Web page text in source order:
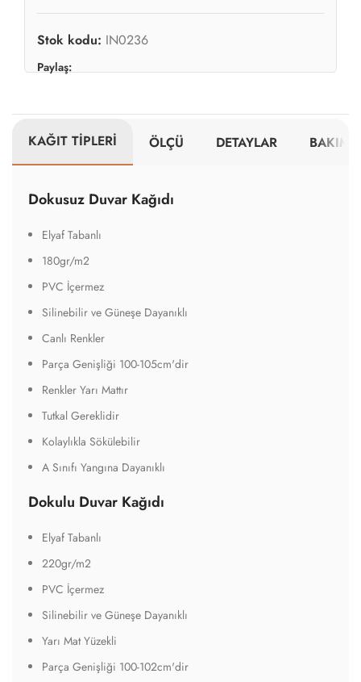
Stok kodu: IN0236
Paylaş:
KAĞIT TİPLERİ ÖLÇÜ DETAYLAR BAKIM
Dokusuz Duvar Kağıdı
Elyaf Tabanlı
180gr/m2
PVC İçermez
Silinebilir ve Güneşe Dayanıklı
Canlı Renkler
Parça Genişliği 100-105cm'dir
Renkler Yarı Mattır
Tutkal Gereklidir
Kolaylıkla Sökülebilir
A Sınıfı Yangına Dayanıklı
Dokulu Duvar Kağıdı
Elyaf Tabanlı
220gr/m2
PVC İçermez
Silinebilir ve Güneşe Dayanıklı
Yarı Mat Yüzekli
Parça Genişliği 100-102cm'dir